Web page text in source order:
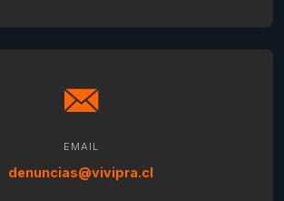
EMAIL
denuncias@vivipra.cl